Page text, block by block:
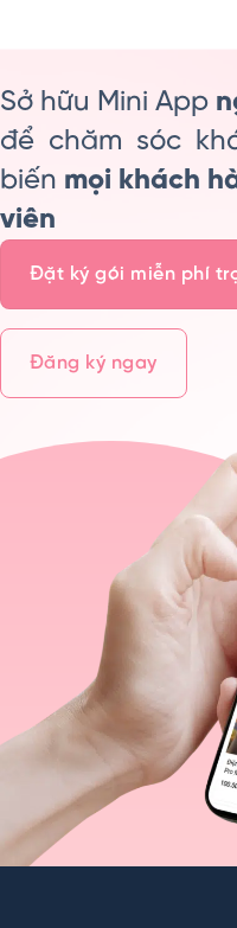
Sở hữu Mini App
để chăm sóc
biến mọi khách
viên
Đặt ký gói miễn phí
Đăng ký ngay